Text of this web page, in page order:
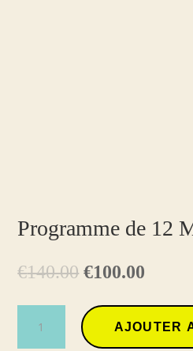
Programme de 12
€140.00 Le
initial
était :
€140.00.
€100.00
actuel
est :
AJOUTER